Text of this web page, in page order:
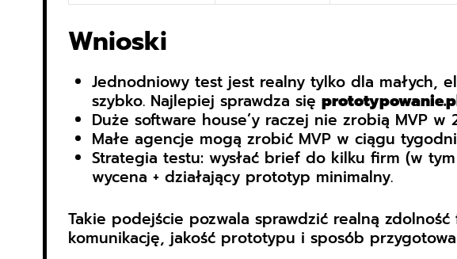
Wnioski
Jednodniowy test jest realny tylko dla małych,
szybko. Najlepiej sprawdza się
Duże software house’y raczej nie zrobią MVP
Małe agencje mogą zrobić MVP w ciągu
Strategia testu: wysłać brief do kilku firm (w
wycena + działający prototyp minimalny.
Takie podejście pozwala sprawdzić realną
komunikację, jakość prototypu i sposób